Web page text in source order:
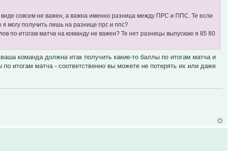
совсем не важен, а важна именно разница между ПРС и ППС. Те если
могу получить лишь на разнице прс и ппс?
по итогам матча на команду не важен? Те нет разницы выпускаю я 85 80
команда должна итак получить какие-то баллы по итогам матча и
итогам матча - соответственно вы можете не потерять их или даже